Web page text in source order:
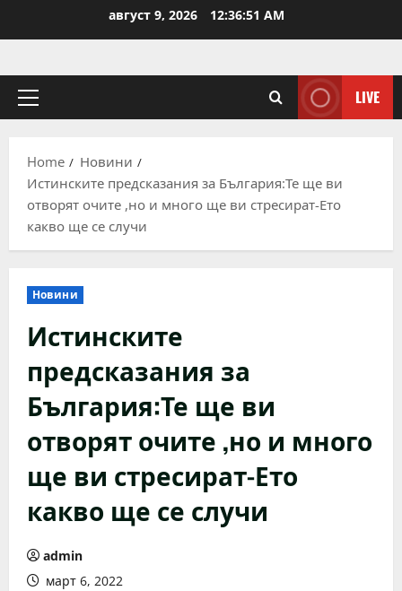
август 9, 2026 12:36:52 AM
Primary
LIVE
Home
Новини
Истинските предсказания за България:Те ще ви
отворят очите ,но и много ще ви стресират-Ето
какво ще се случи
Новини
Истинските
предсказания за
България:Те ще ви
отворят очите ,но и много
ще ви стресират-Ето
какво ще се случи
admin
март 6, 2022